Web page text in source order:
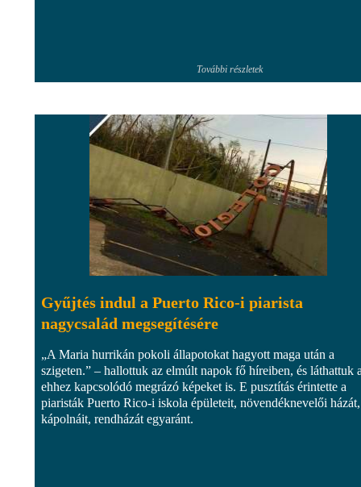
További részletek
Gyűjtés indul a Puerto Rico-i piarista
nagycsalád megsegítésére
„A Maria hurrikán pokoli állapotokat hagyott maga után a
szigeten.” – hallottuk az elmúlt napok fő híreiben, és láthattuk
ehhez kapcsolódó megrázó képeket is. E pusztítás érintette a
piaristák Puerto Rico-i iskola épületeit, növendéknevelői házát,
kápolnáit, rendházát egyaránt.